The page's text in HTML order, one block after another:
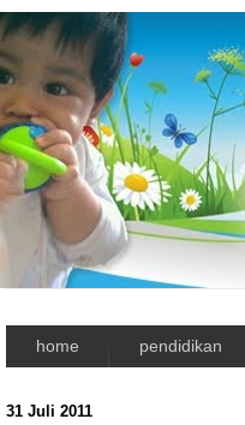
home pendidikan
31 Juli 2011